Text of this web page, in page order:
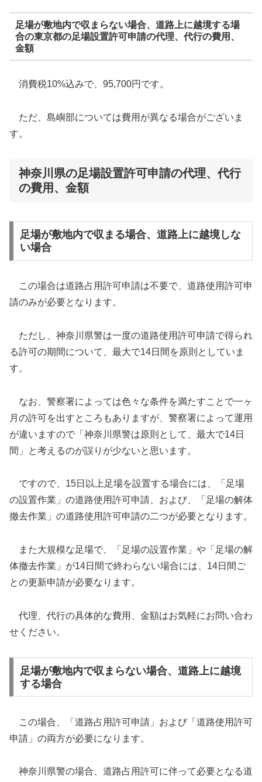
足場が敷地内で収まらない場合、道路上に越境する場
合の東京都の足場設置許可申請の代理、代行の費用、
金額
消費税10%込みで、95,700円です。
ただ、島嶼部については費用が異なる場合がございま
す。
神奈川県の足場設置許可申請の代理、代行
の費用、金額
足場が敷地内で収まる場合、道路上に越境しな
い場合
この場合は道路占用許可申請は不要で、道路使用許可申
請のみが必要となります。
ただし、神奈川県警は一度の道路使用許可申請で得られ
る許可の期間について、最大で14日間を原則としていま
す。
なお、警察署によっては色々な条件を満たすことで一ヶ
月の許可を出すところもありますが、警察署によって運用
が違いますので「神奈川県警は原則として、最大で14日
間」と考えるのが誤りが少ないと思います。
ですので、15日以上足場を設置する場合には、「足場
の設置作業」の道路使用許可申請、および、「足場の解体
撤去作業」の道路使用許可申請の二つが必要となります。
また大規模な足場で、「足場の設置作業」や「足場の解
体撤去作業」が14日間で終わらない場合には、14日間ご
との更新申請が必要なります。
代理、代行の具体的な費用、金額はお気軽にお問い合わ
せください。
足場が敷地内で収まらない場合、道路上に越境
する場合
この場合、「道路占用許可申請」および「道路使用許可
申請」の両方が必要になります。
神奈川県警の場合、道路占用許可に伴って必要となる道